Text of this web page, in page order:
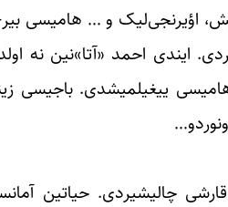
اؤیرنجی‌لیک و … هامیسی
ایندی احمد «آتا»نین نه
ییغیلمیشدی. باجیسی
چالیشیردی. حیاتین